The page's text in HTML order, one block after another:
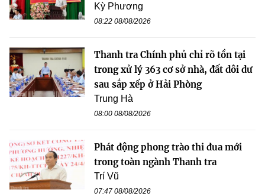
Kỳ Phương
08:22 08/08/2026
Thanh tra Chính phủ chỉ rõ tồn tại
trong xử lý 363 cơ sở nhà, đất dôi dư
sau sắp xếp ở Hải Phòng
Trung Hà
08:00 08/08/2026
Phát động phong trào thi đua mới
trong toàn ngành Thanh tra
Trí Vũ
07:47 08/08/2026